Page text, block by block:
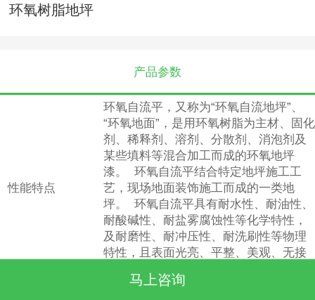
环氧树脂地坪
产品参数
性能特点
环氧自流平，又称为“环氧自流地坪”、
“环氧地面”，是用环氧树脂为主材、固化
剂、稀释剂、溶剂、分散剂、消泡剂及
某些填料等混合加工而成的环氧地坪
漆。 环氧自流平结合特定地坪施工工
艺，现场地面装饰施工而成的一类地
坪。 环氧自流平具有耐水性、耐油性、
耐酸碱性、耐盐雾腐蚀性等化学特性，
及耐磨性、耐冲压性、耐洗刷性等物理
特性，且表面光亮、平整、美观、无接
已广泛应用于医药、汽车、电子、食
马上咨询